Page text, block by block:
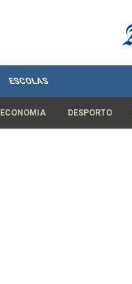
ESCOLAS
ECONOMIA DESPORTO